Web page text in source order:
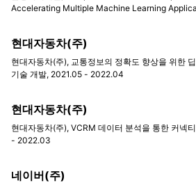
Accelerating Multiple Machine Learning
현대자동차(주)
현대자동차(주), 교통정보의 정확도 향상을 위한
기술 개발, 2021.05 - 2022.04
현대자동차(주)
현대자동차(주), VCRM 데이터 분석을 통한 커넥
- 2022.03
네이버(주)